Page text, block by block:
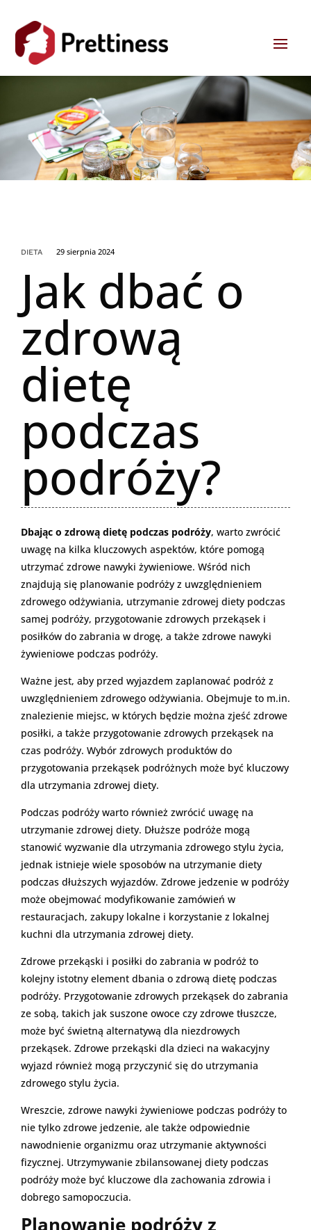
DIETA 29 sierpnia 2024
Jak dbać o
zdrową
dietę
podczas
podróży?
Dbając o zdrową dietę podczas podróży, warto zwrócić
uwagę na kilka kluczowych aspektów, które pomogą
utrzymać zdrowe nawyki żywieniowe. Wśród nich
znajdują się planowanie podróży z uwzględnieniem
zdrowego odżywiania, utrzymanie zdrowej diety podczas
samej podróży, przygotowanie zdrowych przekąsek i
posiłków do zabrania w drogę, a także zdrowe nawyki
żywieniowe podczas podróży.
Ważne jest, aby przed wyjazdem zaplanować podróż z
uwzględnieniem zdrowego odżywiania. Obejmuje to m.in.
znalezienie miejsc, w których będzie można zjeść zdrowe
posiłki, a także przygotowanie zdrowych przekąsek na
czas podróży. Wybór zdrowych produktów do
przygotowania przekąsek podróżnych może być kluczowy
dla utrzymania zdrowej diety.
Podczas podróży warto również zwrócić uwagę na
utrzymanie zdrowej diety. Dłuższe podróże mogą
stanowić wyzwanie dla utrzymania zdrowego stylu życia,
jednak istnieje wiele sposobów na utrzymanie diety
podczas dłuższych wyjazdów. Zdrowe jedzenie w podróży
może obejmować modyfikowanie zamówień w
restauracjach, zakupy lokalne i korzystanie z lokalnej
kuchni dla utrzymania zdrowej diety.
Zdrowe przekąski i posiłki do zabrania w podróż to
kolejny istotny element dbania o zdrową dietę podczas
podróży. Przygotowanie zdrowych przekąsek do zabrania
ze sobą, takich jak suszone owoce czy zdrowe tłuszcze,
może być świetną alternatywą dla niezdrowych
przekąsek. Zdrowe przekąski dla dzieci na wakacyjny
wyjazd również mogą przyczynić się do utrzymania
zdrowego stylu życia.
Wreszcie, zdrowe nawyki żywieniowe podczas podróży to
nie tylko zdrowe jedzenie, ale także odpowiednie
nawodnienie organizmu oraz utrzymanie aktywności
fizycznej. Utrzymywanie zbilansowanej diety podczas
podróży może być kluczowe dla zachowania zdrowia i
dobrego samopoczucia.
Planowanie podróży z